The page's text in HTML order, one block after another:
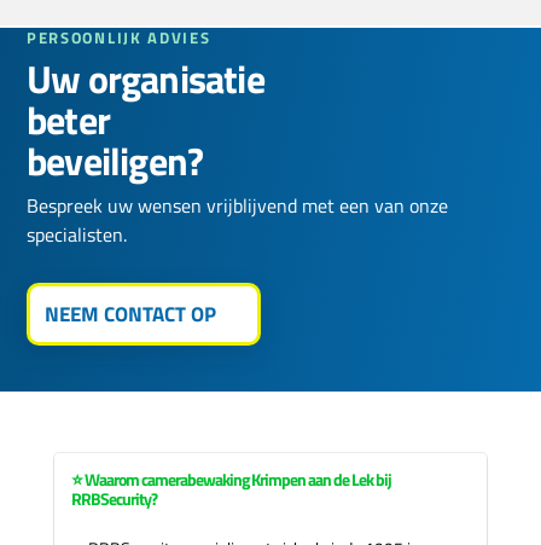
Uw organisatie
beter
beveiligen?
PERSOONLIJK ADVIES
Bespreek uw wensen vrijblijvend met een van onze
specialisten.
NEEM CONTACT OP
⭐ Waarom camerabewaking Krimpen aan de Lek bij
RRBSecurity?